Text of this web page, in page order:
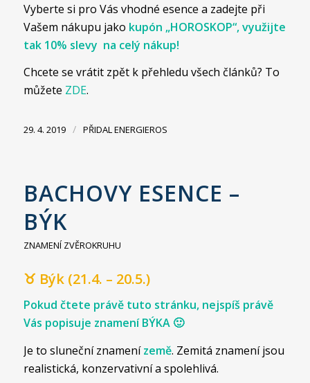
Vyberte si pro Vás vhodné esence a zadejte při
Vašem nákupu jako kupón „HOROSKOP“, využijte
tak 10% slevy na celý nákup!
Chcete se vrátit zpět k přehledu všech článků? To
můžete ZDE.
29. 4. 2019 / PŘIDALENERGIEROS
BACHOVY ESENCE –
BÝK
ZNAMENÍ ZVĚROKRUHU
♉ Býk (21.4. – 20.5.)
Pokud čtete právě tuto stránku, nejspíš právě
Vás popisuje znamení BÝKA 🙂
Je to sluneční znamenízemě. Zemitá znamení jsou
realistická, konzervativní a spolehlivá.